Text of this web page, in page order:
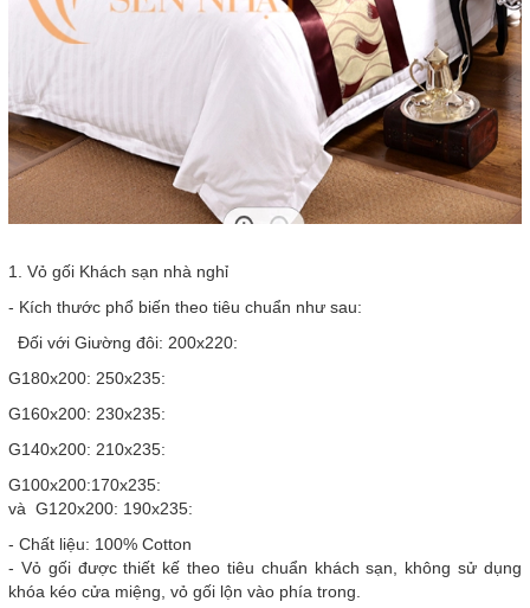
1. Vỏ gối Khách sạn nhà nghỉ
- Kích thước phổ biến theo tiêu chuẩn như sau:
Đối với Giường đôi: 200x220:
G180x200: 250x235:
G160x200: 230x235:
G140x200: 210x235:
G100x200:170x235:
và G120x200: 190x235:
- Chất liệu: 100% Cotton
- Vỏ gối được thiết kế theo tiêu chuẩn khách sạn, không sử dụng
khóa kéo cửa miệng, vỏ gối lộn vào phía trong.